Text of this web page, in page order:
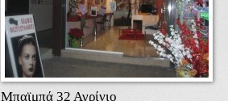
Μπαϊμπά 32 Αγρίνιο